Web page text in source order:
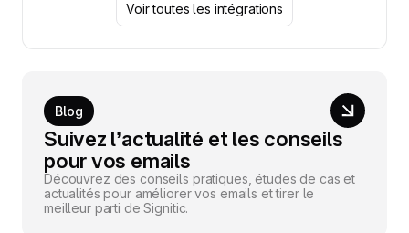
Voir toutes les intégrations
Blog
Suivez l’actualité et les conseils
pour vos emails
Découvrez des conseils pratiques, études de cas et
actualités pour améliorer vos emails et tirer le
meilleur parti de Signitic.